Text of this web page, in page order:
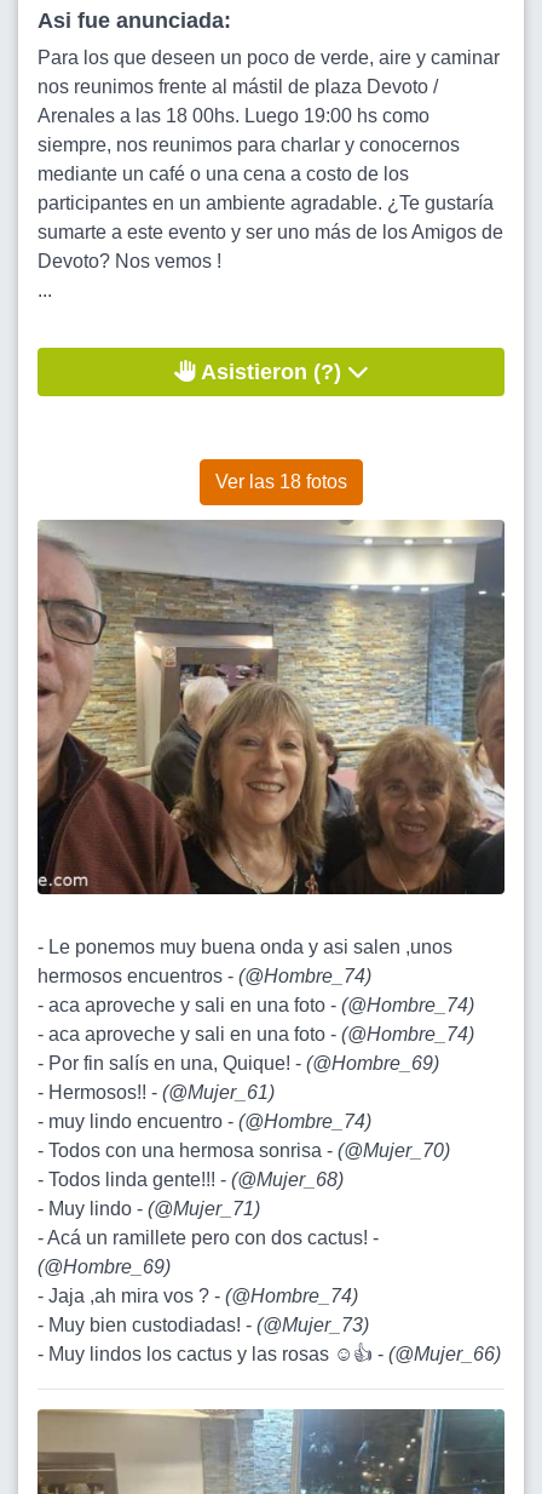
Asi fue anunciada:
Para los que deseen un poco de verde, aire y caminar
nos reunimos frente al mástil de plaza Devoto /
Arenales a las 18 00hs. Luego 19:00 hs como
siempre, nos reunimos para charlar y conocernos
mediante un café o una cena a costo de los
participantes en un ambiente agradable. ¿Te gustaría
sumarte a este evento y ser uno más de los Amigos de
Devoto? Nos vemos !
...
Asistieron (?)
Ver las 18 fotos
- Le ponemos muy buena onda y asi salen ,unos
hermosos encuentros - (@Hombre_74)
- aca aproveche y sali en una foto - (@Hombre_74)
- aca aproveche y sali en una foto - (@Hombre_74)
- Por fin salís en una, Quique! - (@Hombre_69)
- Hermosos!! - (@Mujer_61)
- muy lindo encuentro - (@Hombre_74)
- Todos con una hermosa sonrisa - (@Mujer_70)
- Todos linda gente!!! - (@Mujer_68)
- Muy lindo - (@Mujer_71)
- Acá un ramillete pero con dos cactus! -
(@Hombre_69)
- Jaja ,ah mira vos ? - (@Hombre_74)
- Muy bien custodiadas! - (@Mujer_73)
- Muy lindos los cactus y las rosas ☺️👍 - (@Mujer_66)